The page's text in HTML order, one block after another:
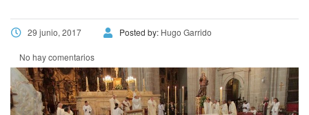
29 junio, 2017 Posted by: Hugo Garrido
No hay comentarios